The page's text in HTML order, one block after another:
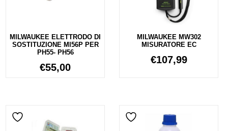
MILWAUKEE ELETTRODO DI
SOSTITUZIONE MI56P PER
PH55- PH56
€55,00
MILWAUKEE MW302
MISURATORE EC
€107,99